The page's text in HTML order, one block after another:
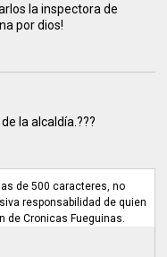
la inspectora de
por dios!
la alcaldía.???
de 500 caracteres, no
responsabilidad de quien
de Cronicas Fueguinas.